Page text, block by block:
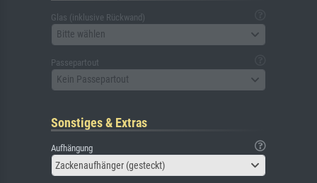
Glas (inklusive Rückwand)
Bitte wählen
Passepartout
Kein Passepartout
Sonstiges & Extras
Aufhängung
Zackenaufhänger (gesteckt)